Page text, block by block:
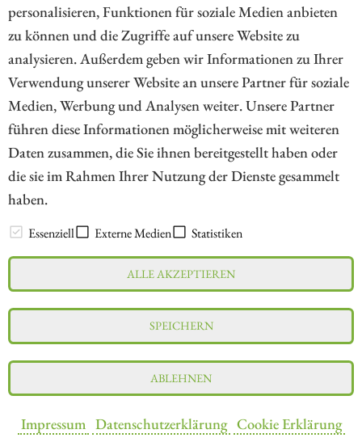
personalisieren, Funktionen für soziale Medien anbieten
zu können und die Zugriffe auf unsere Website zu
analysieren. Außerdem geben wir Informationen zu Ihrer
Verwendung unserer Website an unsere Partner für soziale
Medien, Werbung und Analysen weiter. Unsere Partner
führen diese Informationen möglicherweise mit weiteren
Daten zusammen, die Sie ihnen bereitgestellt haben oder
die sie im Rahmen Ihrer Nutzung der Dienste gesammelt
haben.
Essenziell Externe Medien Statistiken
ALLE AKZEPTIEREN
SPEICHERN
ABLEHNEN
Impressum Datenschutzerklärung Cookie Erklärung
ZUM KOMMENTAR
// kapitalerhoehungen.de - © 2026 - Die Informationsplattform für
Investoren und Unternehmen rund um Kapitalerhöhung, Kapitalmarkt
und Unternehmensfinanzierung
LEXIKON
Impressum
Datenschutz
Interessenskonflikt & Risikohinweis
Nutzungsbedingungen